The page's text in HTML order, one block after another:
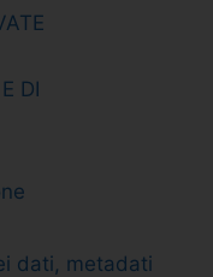
DI
dati, metadati